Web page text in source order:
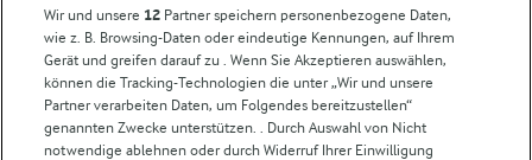
Arla in anderen Ländern
Weitere Arla Websites
Wir und unsere 12 Partner speichern personenbezogene Daten,
wie z. B. Browsing-Daten oder eindeutige Kennungen, auf Ihrem
Gerät und greifen darauf zu . Wenn Sie Akzeptieren auswählen,
können die Tracking-Technologien die unter „Wir und unsere
Partner verarbeiten Daten, um Folgendes bereitzustellen“
genannten Zwecke unterstützen. . Durch Auswahl von Nicht
notwendige ablehnen oder durch Widerruf Ihrer Einwilligung